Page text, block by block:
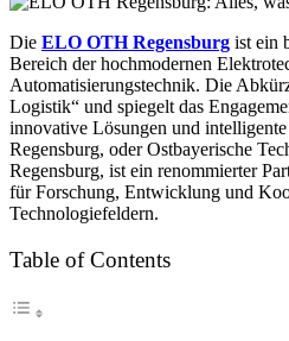
Die ELO OTH Regensburg ist ein
Bereich der hochmodernen
Automatisierungstechnik. Die
Logistik“ und spiegelt das
innovative Lösungen und
Regensburg, oder Ostbayerische
Regensburg, ist ein renommierter
für Forschung, Entwicklung und
Technologiefeldern.
Table of Contents